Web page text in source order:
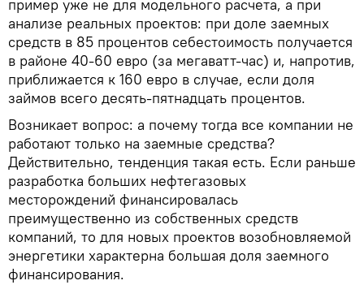
пример уже не для модельного расчета, а при
анализе реальных проектов: при доле заемных
средств в 85 процентов себестоимость получается
в районе 40-60 евро (за мегаватт-час) и, напротив,
приближается к 160 евро в случае, если доля
займов всего десять-пятнадцать процентов.
Возникает вопрос: а почему тогда все компании не
работают только на заемные средства?
Действительно, тенденция такая есть. Если раньше
разработка больших нефтегазовых
месторождений финансировалась
преимущественно из собственных средств
компаний, то для новых проектов возобновляемой
энергетики характерна большая доля заемного
финансирования.